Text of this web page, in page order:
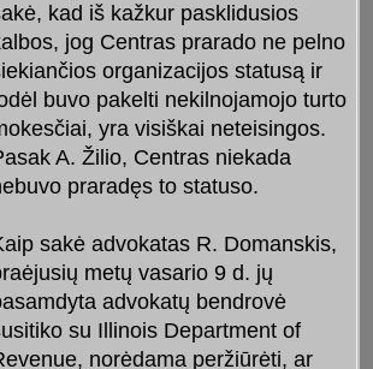
kad iš kažkur pasklidusios
jog Centras prarado ne pelno
organizacijos statusą ir
buvo pakelti nekilnojamojo turto
yra visiškai neteisingos.
A. Žilio, Centras niekada
praradęs to statuso.
sakė advokatas R. Domanskis,
metų vasario 9 d. jų
advokatų bendrovė
su Illinois Department of
norėdama peržiūrėti, ar